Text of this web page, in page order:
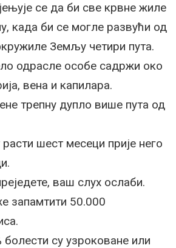
се да би све крвне жиле
када би се могле развући од
Земљу четири пута.
одрасле особе садржи око
вена и капилара.
трепну дупло више пута од
шест месеци прије него
ваш слух ослаби.
запамтити 50.000
су узроковане или